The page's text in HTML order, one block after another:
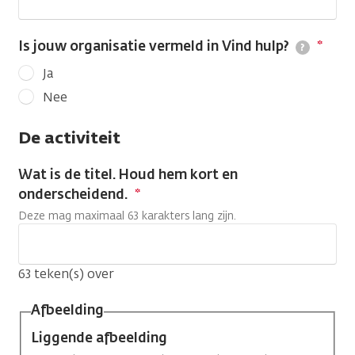
Is jouw organisatie vermeld in Vind hulp? ?
Ja
Nee
De activiteit
Wat is de titel. Houd hem kort en
onderscheidend.
Deze mag maximaal 63 karakters lang zijn.
63 teken(s) over
Afbeelding
Liggende afbeelding